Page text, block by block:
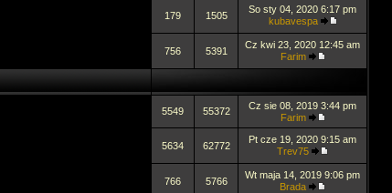
179 1505
So sty 04, 2020 6:17 pm
kubavespa
756 5391
Cz kwi 23, 2020 12:45 am
Farim
5549 55372
Cz sie 08, 2019 3:44 pm
Farim
5634 62772
Pt cze 19, 2020 9:15 am
Trev75
766 5766
Wt maja 14, 2019 9:06 pm
Brada